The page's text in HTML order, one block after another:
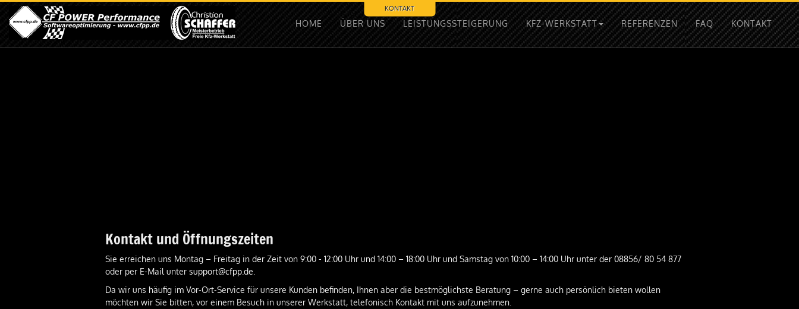
KONTAKT
HOME ÜBER UNS LEISTUNGSSTEIGERUNG KFZ-WERKSTATT REFERENZEN FAQ KONTAKT
Kontakt und Öffnungszeiten
Sie erreichen uns Montag – Freitag in der Zeit von 9:00 - 12:00 Uhr und 14:00 – 18:00 Uhr und Samstag von 10:00 – 14:00 Uhr unter der 08856/ 80 54 877
oder per E-Mail unter support@cfpp.de
Da wir uns häufig im Vor-Ort-Service für unsere Kunden befinden, Ihnen aber die bestmöglichste Beratung – gerne auch persönlich bieten wollen
möchten wir Sie bitten, vor einem Besuch in unserer Werkstatt, telefonisch Kontakt mit uns aufzunehmen.